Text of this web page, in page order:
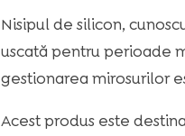
Nisipul de silicon,
uscată pentru perioade
gestionarea mirosurilor
Acest produs este